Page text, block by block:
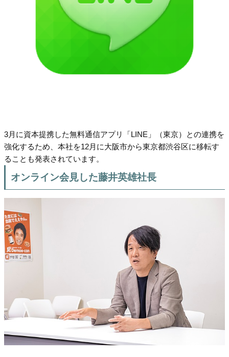
3月に資本提携した無料通信アプリ「LINE」（東京）との連携を
強化するため、本社を12月に大阪市から東京都渋谷区に移転す
ることも発表されています。
オンライン会見した藤井英雄社長